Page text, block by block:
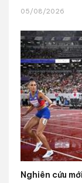
05/08/2026
Nghiên cứu